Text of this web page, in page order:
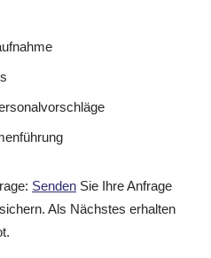
Senden Sie Ihre Anfrage
Als Nächstes erhalten